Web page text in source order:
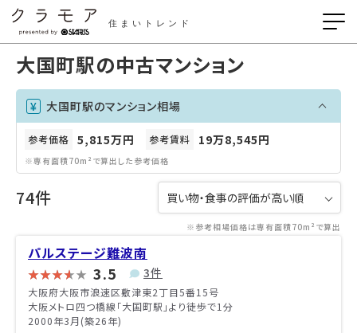
住まいトレンド
大国町駅の中古マンション
大国町駅のマンション相場
参考価格 5,815万円 参考賃料 19万8,545円
※専有面積70m²で算出した参考価格
74件
※参考相場価格は専有面積70m²で算出
パルステージ難波南
3.5 3件
大阪府大阪市浪速区敷津東2丁目5番15号
大阪メトロ四つ橋線「大国町駅」より徒歩で1分
2000年3月(築26年)